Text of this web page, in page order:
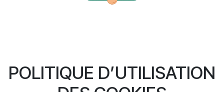
POLITIQUE D’UTILISATION